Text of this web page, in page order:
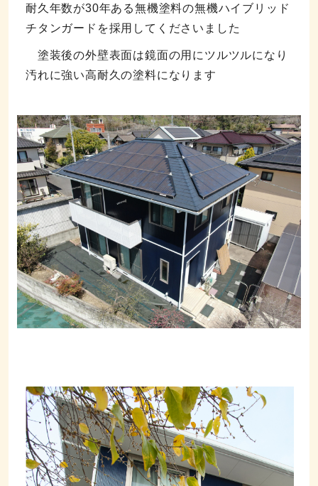
耐久年数が30年ある無機塗料の無機ハイブリッド
チタンガード を採用してくださいました
塗装後の外壁表面は鏡面の用にツルツルになり
汚れに強い高耐久の塗料になります